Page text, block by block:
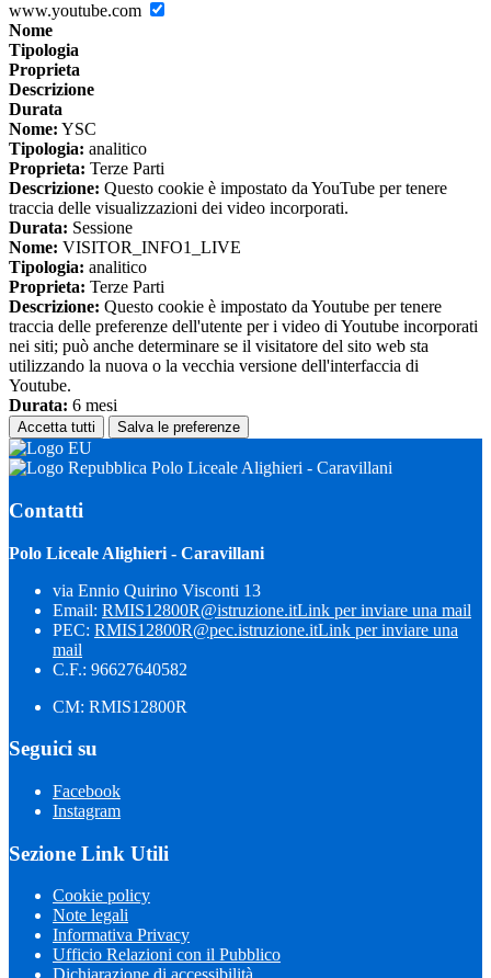
www.youtube.com
Nome
Tipologia
Proprieta
Descrizione
Durata
Nome: YSC
Tipologia: analitico
Proprieta: Terze Parti
Descrizione: Questo cookie è impostato da YouTube per tenere
traccia delle visualizzazioni dei video incorporati.
Durata: Sessione
Nome: VISITOR_INFO1_LIVE
Tipologia: analitico
Proprieta: Terze Parti
Descrizione: Questo cookie è impostato da Youtube per tenere
traccia delle preferenze dell'utente per i video di Youtube incorporati
nei siti; può anche determinare se il visitatore del sito web sta
utilizzando la nuova o la vecchia versione dell'interfaccia di
Youtube.
Durata: 6 mesi
Accetta tutti Salva le preferenze
Polo Liceale Alighieri - Caravillani
Contatti
Polo Liceale Alighieri - Caravillani
via Ennio Quirino Visconti 13
Email: RMIS12800R@istruzione.itLink per inviare una mail
PEC: RMIS12800R@pec.istruzione.itLink per inviare una
mail
C.F.: 96627640582
CM: RMIS12800R
Seguici su
Facebook
Instagram
Sezione Link Utili
Cookie policy
Note legali
Informativa Privacy
Ufficio Relazioni con il Pubblico